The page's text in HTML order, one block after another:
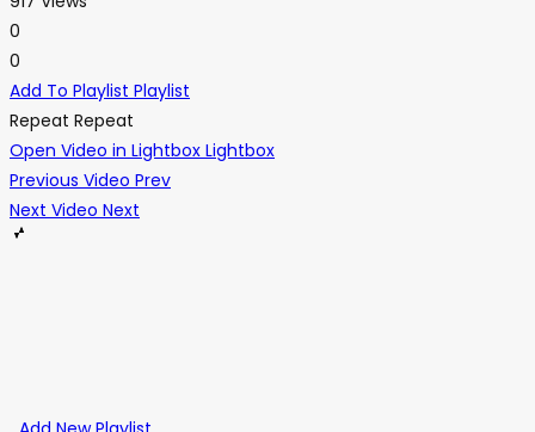
0
0
Add To Playlist Playlist
Repeat Repeat
Open Video in Lightbox Lightbox
Previous Video Prev
Next Video Next